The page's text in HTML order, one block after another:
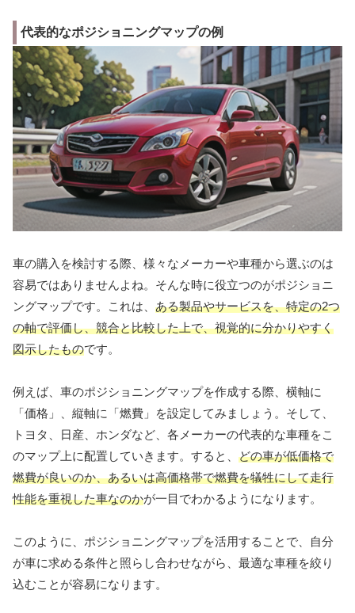
代表的なポジショニングマップの例
車の購入を検討する際、様々なメーカーや車種から選ぶのは
容易ではありませんよね。そんな時に役立つのがポジショニ
ングマップです。これは、 ある製品やサービスを、特定の2つ
の軸で評価し、競合と比較した上で、視覚的に分かりやすく
図示したものです。
例えば、車のポジショニングマップを作成する際、横軸に
「価格」、縦軸に「燃費」を設定してみましょう。そして、
トヨタ、日産、ホンダなど、各メーカーの代表的な車種をこ
のマップ上に配置していきます。すると、 どの車が低価格で
燃費が良いのか、あるいは高価格帯で燃費を犠牲にして走行
性能を重視した車なのかが一目でわかるようになります。
このように、ポジショニングマップを活用することで、自分
が車に求める条件と照らし合わせながら、最適な車種を絞り
込むことが容易になります。